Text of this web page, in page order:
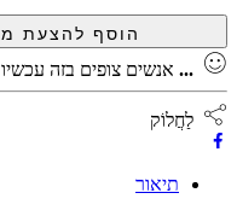
... אנשים צופים בזה עכשיו
לַחֲלוֹק
תיאור